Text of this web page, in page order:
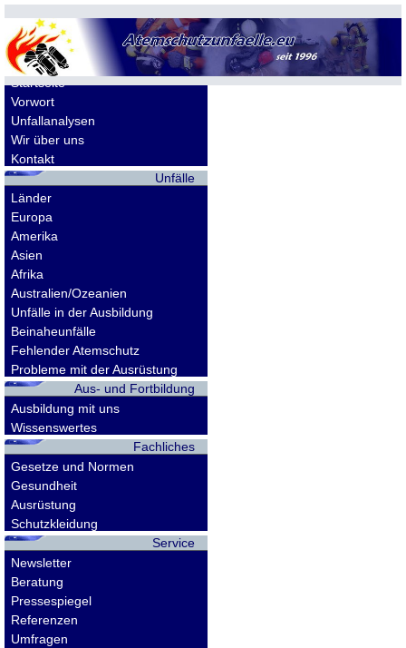
Allgemeines
Startseite
Vorwort
Unfallanalysen
Wir über uns
Kontakt
Unfälle
Länder
Europa
Amerika
Asien
Afrika
Australien/Ozeanien
Unfälle in der Ausbildung
Beinaheunfälle
Fehlender Atemschutz
Probleme mit der Ausrüstung
Aus- und Fortbildung
Ausbildung mit uns
Wissenswertes
Fachliches
Gesetze und Normen
Gesundheit
Ausrüstung
Schutzkleidung
Service
Newsletter
Beratung
Pressespiegel
Referenzen
Umfragen